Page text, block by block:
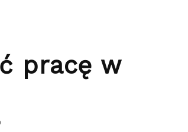
pracę w